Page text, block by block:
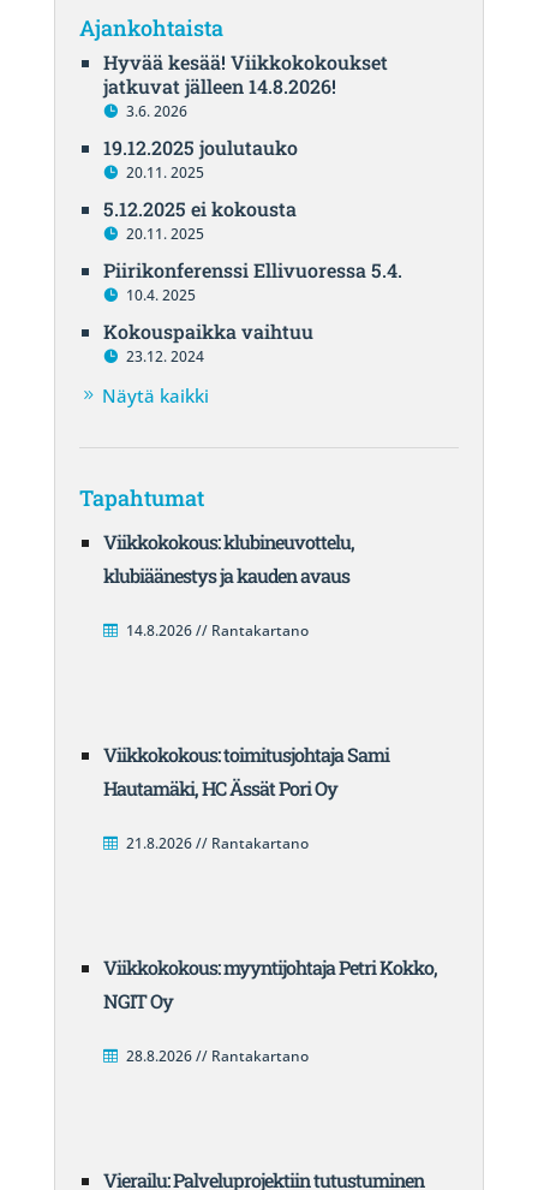
Ajankohtaista
Hyvää kesää! Viikkokokoukset
jatkuvat jälleen 14.8.2026!
3.6. 2026
19.12.2025 joulutauko
20.11. 2025
5.12.2025 ei kokousta
20.11. 2025
Piirikonferenssi Ellivuoressa 5.4.
10.4. 2025
Kokouspaikka vaihtuu
23.12. 2024
Näytä kaikki
Tapahtumat
Viikkokokous: klubineuvottelu,
klubiäänestys ja kauden avaus
14.8.2026 // Rantakartano
Viikkokokous: toimitusjohtaja Sami
Hautamäki, HC Ässät Pori Oy
21.8.2026 // Rantakartano
Viikkokokous: myyntijohtaja Petri Kokko,
NGIT Oy
28.8.2026 // Rantakartano
Vierailu: Palveluprojektiin tutustuminen